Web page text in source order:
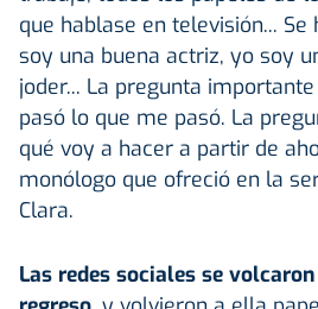
que hablase en televisión...
soy una buena actriz, yo soy
joder... La pregunta
pasó lo que me pasó. La
qué voy a hacer a partir de
monólogo que ofreció en la
Clara.
Las redes sociales se